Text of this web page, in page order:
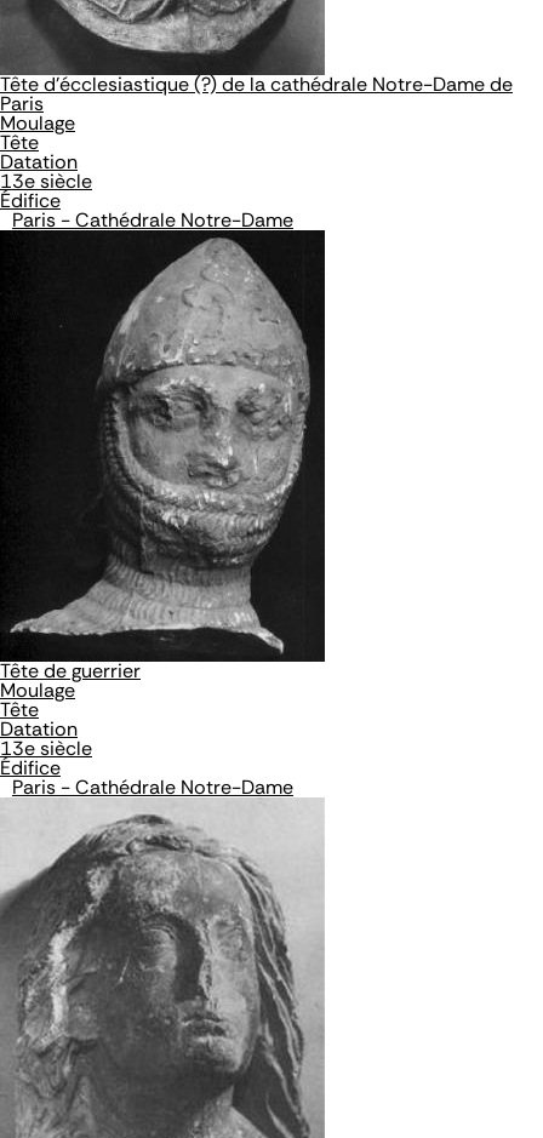
Tête d'écclesiastique (?) de la cathédrale Notre-Dame de
Paris
Moulage
Tête
Datation
13e siècle
Édifice
Paris - Cathédrale Notre-Dame
Tête de guerrier
Moulage
Tête
Datation
13e siècle
Édifice
Paris - Cathédrale Notre-Dame